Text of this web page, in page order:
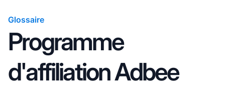
Glossaire
Programme
d'affiliation Adbee